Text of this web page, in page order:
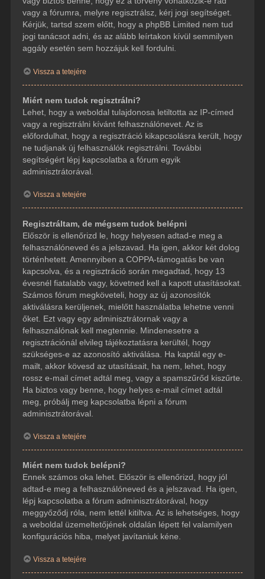
vagy a fórumra, melyre regisztrálsz, kérj jogi segítséget.
Kérjük, tartsd szem előtt, hogy a phpBB Limited nem tud
jogi tanácsot adni, és az alább leírtakon kívül semmilyen
aggály esetén sem hozzájuk kell fordulni.
Vissza a tetejére
Miért nem tudok regisztrálni?
Lehet, hogy a weboldal tulajdonosa letiltotta az IP-címed
vagy a regisztrálni kívánt felhasználónevet. Az is
előfordulhat, hogy a regisztráció kikapcsolásra került, hogy
ne tudjanak új felhasználók regisztrálni. További
segítségért lépj kapcsolatba a fórum egyik
adminisztrátorával.
Vissza a tetejére
Regisztráltam, de mégsem tudok belépni
Először is ellenőrizd le, hogy helyesen adtad-e meg a
felhasználóneved és a jelszavad. Ha igen, akkor két dolog
történhetett. Amennyiben a COPPA-támogatás be van
kapcsolva, és a regisztráció során megadtad, hogy 13
évesnél fiatalabb vagy, követned kell a kapott utasításokat.
Számos fórum megköveteli, hogy az új azonosítók
aktiválásra kerüljenek, mielőtt használatba lehetne venni
őket. Ezt vagy egy adminisztrátornak vagy a
felhasználónak kell megtennie. Mindenesetre a
regisztrációnál elvileg tájékoztatásra kerültél, hogy
szükséges-e az azonosító aktiválása. Ha kaptál egy e-
mailt, akkor kövesd az utasításait, ha nem, lehet, hogy
rossz e-mail címet adtál meg, vagy a spamszűrőd kiszűrte.
Ha biztos vagy benne, hogy helyes e-mail címet adtál
meg, próbálj meg kapcsolatba lépni a fórum
adminisztrátorával.
Vissza a tetejére
Miért nem tudok belépni?
Ennek számos oka lehet. Először is ellenőrizd, hogy jól
adtad-e meg a felhasználóneved és a jelszavad. Ha igen,
lépj kapcsolatba a fórum adminisztrátorával, hogy
meggyőződj róla, nem lettél kitiltva. Az is lehetséges, hogy
a weboldal üzemeltetőjének oldalán lépett fel valamilyen
konfigurációs hiba, melyet javítaniuk kéne.
Vissza a tetejére